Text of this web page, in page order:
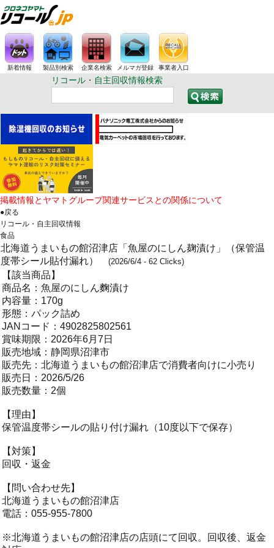
新着情報 製品別検索 企業名検索 メルマガ登録 事業者入口
リコール・自主回収情報検索
掲載情報とヤマトグループ関連サービスとの関係について
●戻る
リコール・自主回収情報
食品
北海道うまいもの館沼津店「魚屋のにしん麹漬け」（保管温
度帯シール貼付漏れ）
(2026/6/4 - 62 Clicks)
【該当商品】
商品名：魚屋のにしん麴漬け
内容量：170g
形態：パック詰め
JANコード：4902825802561
賞味期限：2026年6月7日
販売地域：静岡県沼津市
販売先：北海道うまいもの館沼津店で消費者向けに小売り
販売日：2026/5/26
販売数量：2個
【理由】
保管温度帯シールの貼り付け漏れ（10度以下で保存）
【対策】
回収・返金
【問い合わせ先】
北海道うまいもの館沼津店
電話：055-955-7800
※北海道うまいもの館沼津店の店頭にて回収。回収後、返金